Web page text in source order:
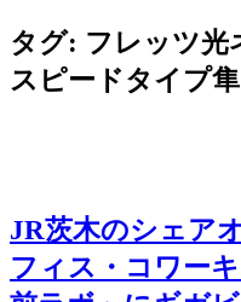
タグ: フレッツ光
スピードタイプ隼
JR茨木のシェア
フィス・コワー